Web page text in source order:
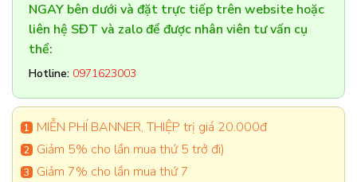
NGAY bên dưới và đặt trực tiếp trên website hoặc
liên hệ SĐT và zalo để được nhân viên tư vấn cụ
thể:
Hotline: 0971623003
MIỄN PHÍ BANNER, THIỆP trị giá 20.000đ
Giảm 5% cho lần mua thứ 5 trở đi)
Giảm 7% cho lần mua thứ 7